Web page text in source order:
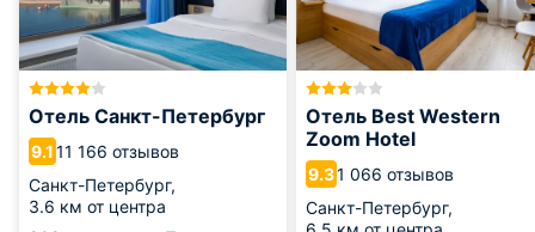
Отель Санкт-Петербург
9.111 166 отзывов
Санкт-Петербург,
3.6 км от центра
Отель Best Western
Zoom Hotel
9.31 066 отзывов
Санкт-Петербург,